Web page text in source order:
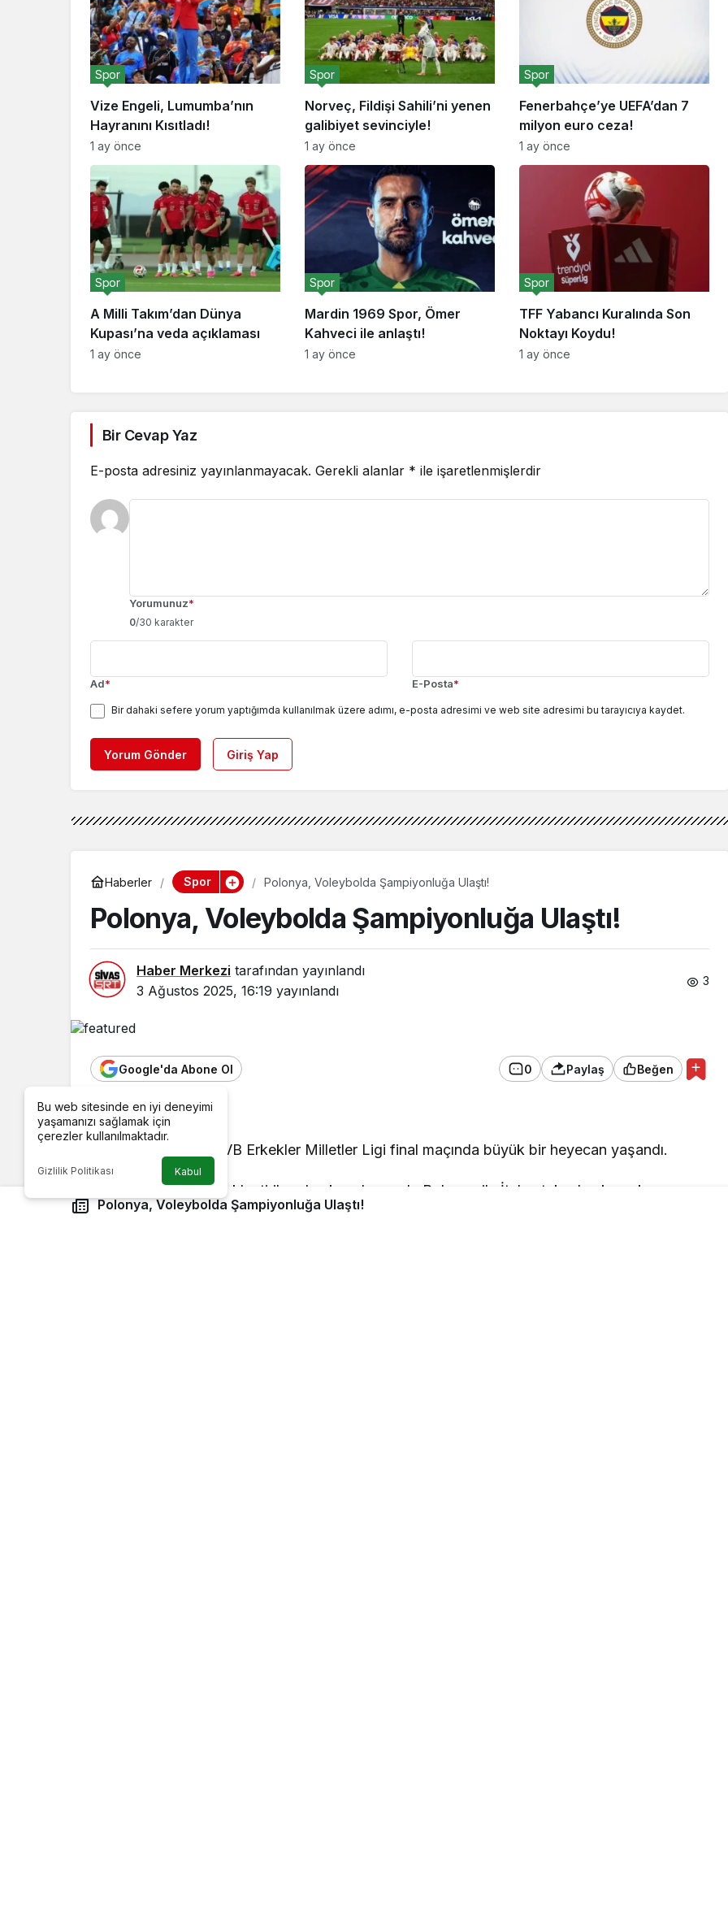
Vize Engeli, Lumumba’nın
Hayranını Kısıtladı!
Spor
1 ay önce
Norveç, Fildişi Sahili’ni yenen
galibiyet sevinciyle!
Spor
1 ay önce
Fenerbahçe’ye UEFA’dan 7
milyon euro ceza!
Spor
1 ay önce
A Milli Takım’dan Dünya
Kupası’na veda açıklaması
Spor
1 ay önce
Mardin 1969 Spor, Ömer
Kahveci ile anlaştı!
Spor
1 ay önce
TFF Yabancı Kuralında Son
Noktayı Koydu!
Spor
1 ay önce
Bir Cevap Yaz
E-posta adresiniz yayınlanmayacak. Gerekli alanlar * ile işaretlenmişlerdir
Yorumunuz*
0/30 karakter
Ad* E-Posta*
Bir dahaki sefere yorum yaptığımda kullanılmak üzere adımı, e-posta adresimi ve web site adresimi bu tarayıcıya kaydet.
Yorum Gönder Giriş Yap
Haberler Spor Polonya, Voleybolda Şampiyonluğa Ulaştı!
Polonya, Voleybolda Şampiyonluğa Ulaştı!
Haber Merkezi tarafından yayınlandı
3 Ağustos 2025, 16:19 yayınlandı
3
Google'da Abone Ol 0 Paylaş Beğen
Voleybolda 2025 FIVB Erkekler Milletler Ligi final maçında büyük bir heyecan yaşandı.
Ningbo, Çin’de gerçekleştirilen dev karşılaşmada Polonya ile İtalya takımları karşı karşıya
geldi.
Polonya, Voleybolda Şampiyonluğa Ulaştı!
Bu web sitesinde en iyi deneyimi
yaşamanızı sağlamak için
çerezler kullanılmaktadır.
Gizlilik Politikası Kabul